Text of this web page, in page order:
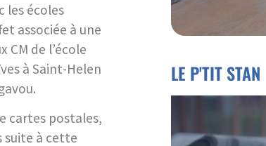
les écoles
associée à une
CM de l’école
à Saint-Helen
cartes postales,
suite à cette
LE P'TIT STAN